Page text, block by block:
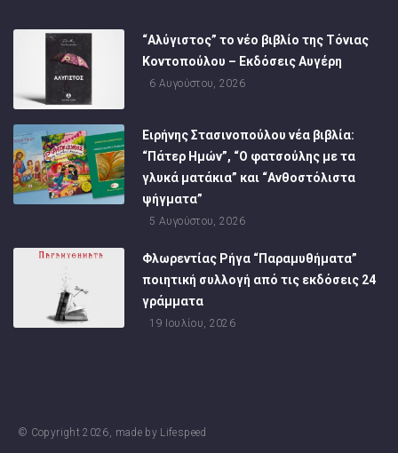
“Αλύγιστος” το νέο βιβλίο της Τόνιας
Κοντοπούλου – Εκδόσεις Αυγέρη
6 Αυγούστου, 2026
Ειρήνης Στασινοπούλου νέα βιβλία:
“Πάτερ Ημών”, “Ο φατσούλης με τα
γλυκά ματάκια” και “Ανθοστόλιστα
ψήγματα”
5 Αυγούστου, 2026
Φλωρεντίας Ρήγα “Παραμυθήματα”
ποιητική συλλογή από τις εκδόσεις 24
γράμματα
19 Ιουλίου, 2026
© Copyright2026, made by Lifespeed